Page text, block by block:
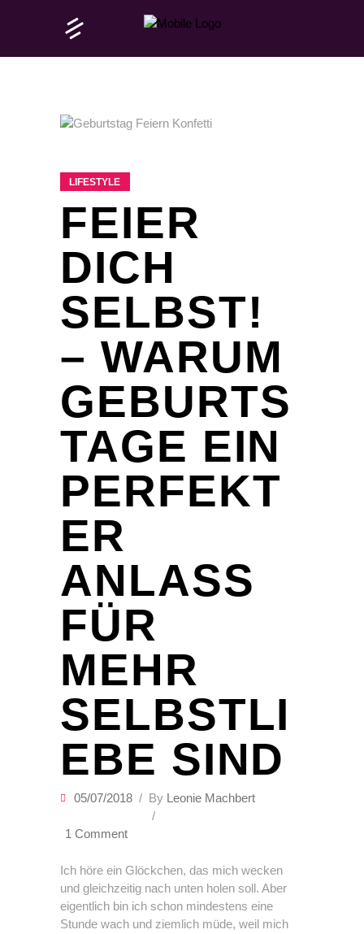
LIFESTYLE
FEIER
DICH
SELBST!
– WARUM
GEBURTS
TAGE EIN
PERFEKT
ER
ANLASS
FÜR
MEHR
SELBSTLI
EBE SIND
05/07/2018 By Leonie Machbert
1 Comment
Ich höre ein Glöckchen, das mich wecken
und gleichzeitig nach unten holen soll. Aber
eigentlich bin ich schon mindestens eine
Stunde wach und ziemlich müde, weil mich